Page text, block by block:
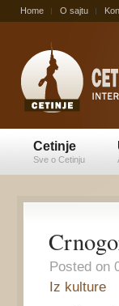
Home O sajtu
Cetinje
Sve o Cetinju
Posted on
Iz kulture